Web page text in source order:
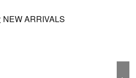
NEW ARRIVALS